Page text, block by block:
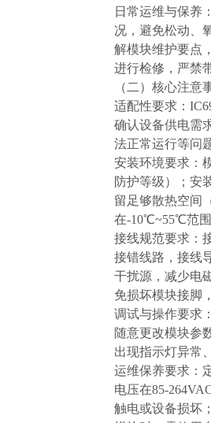
日常运维与保养
况，避免松动、
解模块维护要点
进行检修，严禁
（二）核心注意
适配性要求：
确认设备供电需
法正常运行等问
安装环境要求：
防护等级）；安
留足够散热空间
在-10℃~55℃范
接线规范要求：
接错线路，接线
干扰源，减少电
免损坏模块接脚
调试与操作要求
随意更改模块参
出现指示灯异常
运维保养要求：
电压在85-
触电或设备损坏